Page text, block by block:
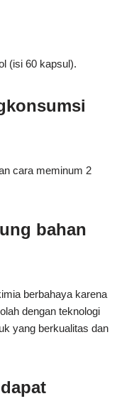
(isi 60 kapsul).
cara meminum 2
bahan
berbahaya karena
dengan teknologi
yang berkualitas dan